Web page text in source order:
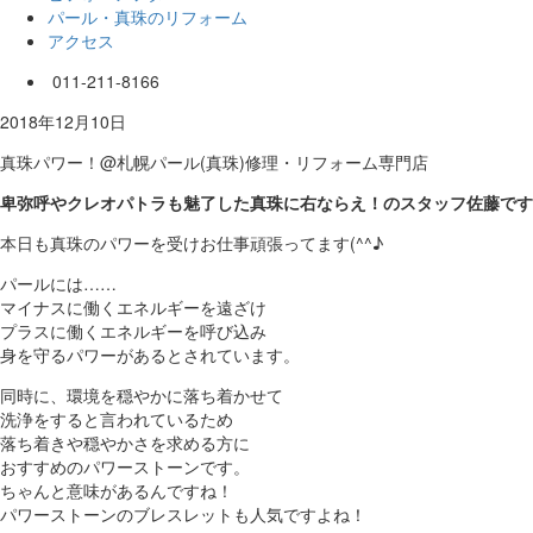
パール・真珠のリフォーム
アクセス
011-211-8166
2018年12月10日
真珠パワー！@札幌パール(真珠)修理・リフォーム専門店
卑弥呼やクレオパトラも魅了した真珠に右ならえ！のスタッフ佐藤で
本日も真珠のパワーを受けお仕事頑張ってます(^^♪
パールには……
マイナスに働くエネルギーを遠ざけ
プラスに働くエネルギーを呼び込み
身を守るパワーがあるとされています。
同時に、環境を穏やかに落ち着かせて
洗浄をすると言われているため
落ち着きや穏やかさを求める方に
おすすめのパワーストーンです。
ちゃんと意味があるんですね！
パワーストーンのブレスレットも人気ですよね！